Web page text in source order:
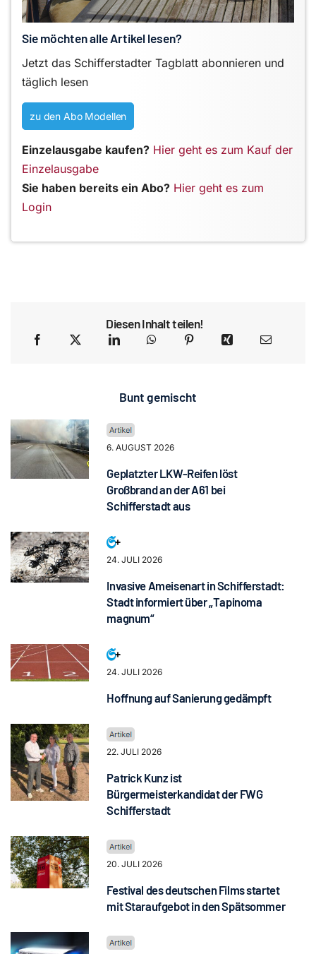
Sie möchten alle Artikel lesen?
Jetzt das Schifferstadter Tagblatt abonnieren und
täglich lesen
zu den Abo Modellen
Einzelausgabe kaufen? Hier geht es zum Kauf der
Einzelausgabe
Sie haben bereits ein Abo? Hier geht es zum
Login
Diesen Inhalt teilen!
Bunt gemischt
6. AUGUST 2026
Geplatzter LKW-Reifen löst
Großbrand an der A61 bei
Schifferstadt aus
24. JULI 2026
Invasive Ameisenart in Schifferstadt:
Stadt informiert über „Tapinoma
magnum“
24. JULI 2026
Hoffnung auf Sanierung gedämpft
22. JULI 2026
Patrick Kunz ist
Bürgermeisterkandidat der FWG
Schifferstadt
20. JULI 2026
Festival des deutschen Films startet
mit Staraufgebot in den Spätsommer